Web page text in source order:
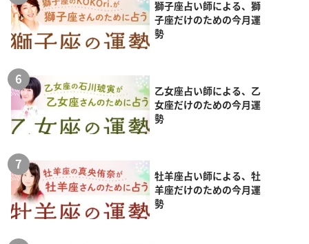
獅子座占い師による、獅
子座だけのための今月運
勢
乙女座占い師による、乙
女座だけのための今月運
勢
牡羊座占い師による、牡
羊座だけのための今月運
勢